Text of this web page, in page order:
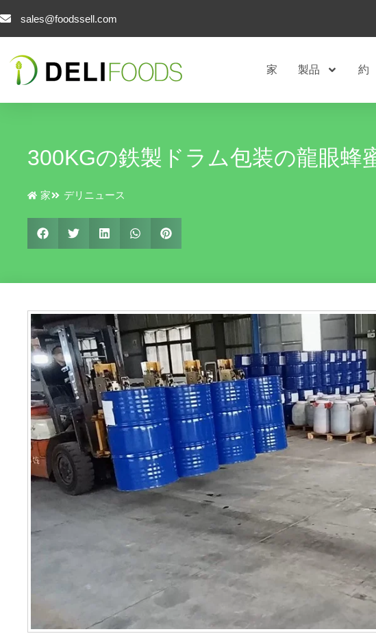
ン
sales@foodssell.com
家 製品 約
300KGの鉄製ドラム包装の龍眼蜂
家 デリニュース